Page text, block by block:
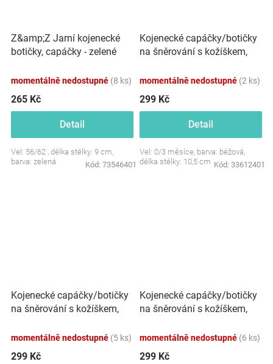
Z&amp;Z Jarní kojenecké
botičky, capáčky - zelené
momentálně nedostupné (8 ks)
265 Kč
Detail
Vel: 56/62 , délka stélky: 9 cm,
barva: zelená
Kód: 73546401
Kojenecké capáčky/botičky
na šněrování s kožíškem,
momentálně nedostupné (2 ks)
299 Kč
Detail
Vel: 0/3 měsíce, barva: béžová,
délka stélky: 10,5 cm Kód: 33612401
Kojenecké capáčky/botičky
na šněrování s kožíškem,
momentálně nedostupné (5 ks)
299 Kč
Kojenecké capáčky/botičky
na šněrování s kožíškem,
momentálně nedostupné (6 ks)
299 Kč